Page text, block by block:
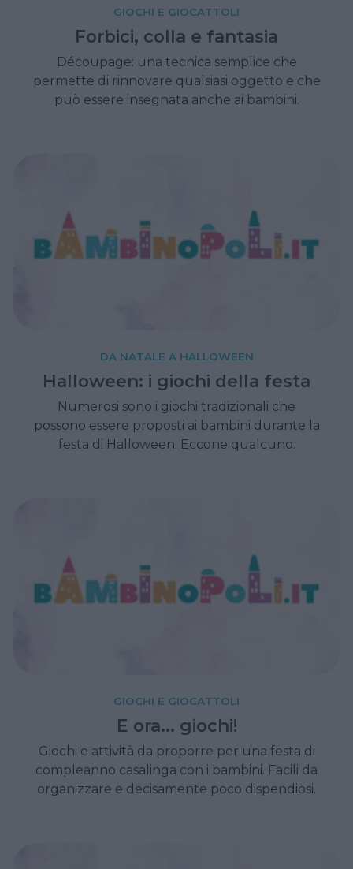
GIOCHI E GIOCATTOLI
Forbici, colla e fantasia
Découpage: una tecnica semplice che
permette di rinnovare qualsiasi oggetto e che
può essere insegnata anche ai bambini.
DA NATALE A HALLOWEEN
Halloween: i giochi della festa
Numerosi sono i giochi tradizionali che
possono essere proposti ai bambini durante la
festa di Halloween. Eccone qualcuno.
GIOCHI E GIOCATTOLI
E ora... giochi!
Giochi e attività da proporre per una festa di
compleanno casalinga con i bambini. Facili da
organizzare e decisamente poco dispendiosi.